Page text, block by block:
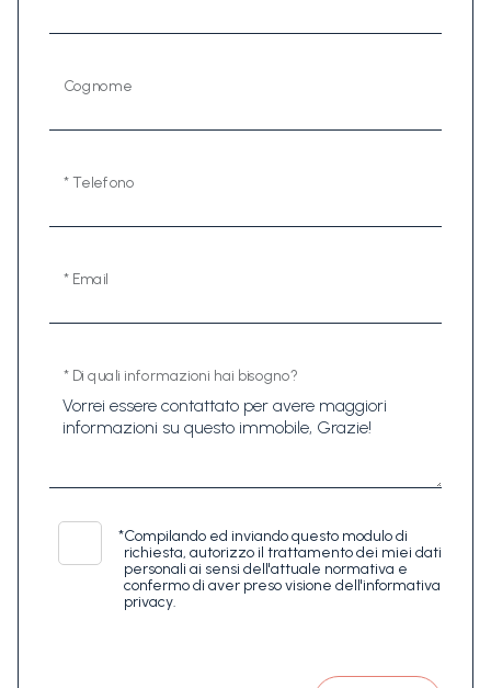
Cognome
* Telefono
* Email
* Di quali informazioni hai bisogno?
*Compilando ed inviando questo modulo di
richiesta, autorizzo il trattamento dei miei dati
personali ai sensi dell'attuale normativa e
confermo di aver preso visione dell'informativa
privacy.